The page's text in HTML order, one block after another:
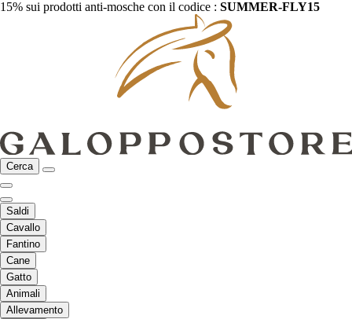
15% sui prodotti anti-mosche con il codice : SUMMER-FLY15
Cerca
Saldi
Cavallo
Fantino
Cane
Gatto
Animali
Allevamento